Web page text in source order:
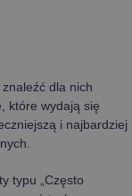
dla nich
które wydają się
i najbardziej
typu „Często